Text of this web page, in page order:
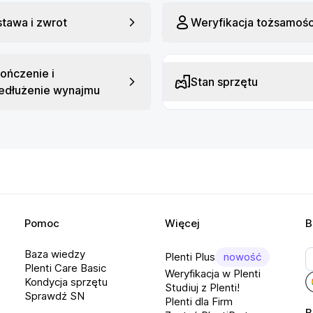
i zwrot Weryfikacja
i
wynajmu
Stan sprzętu
Pomoc
Baza wiedzy
Plenti Care Basic
Kondycja sprzętu
Sprawdź SN
Więcej
Plenti Plus
nowość
Weryfikacja w Plenti
Studiuj z Plenti!
Plenti dla Firm